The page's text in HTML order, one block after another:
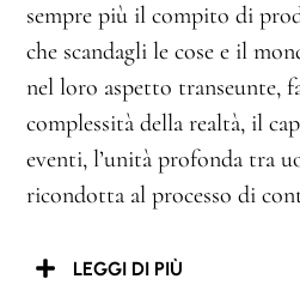
sempre più il compito di
che scandagli le cose e il
nel loro aspetto transeunte,
complessità della realtà, il
eventi, l’unità profonda tra
ricondotta al processo di
LEGGI DI PIÙ